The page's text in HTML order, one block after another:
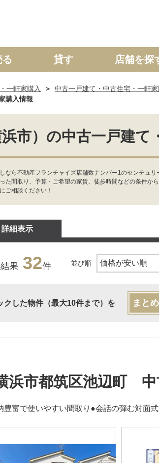
戸建て マンション 土地
る 貸す 店舗を探
一軒家購入 中古一戸建て・中古住宅・一軒家
購入情報
市）の中古一戸建て
なら不動産フランチャイズ店舗数ナンバー1のセンチュ
た間取り、予算・ご希望の家賃、徒歩時間などの条件
ご相談ください！
詳細表示
果 32件 並び順
クした物件（最大10件まで）を まと
浜市都筑区池辺町 中
豊富で使いやすい間取り●会話の弾む対面